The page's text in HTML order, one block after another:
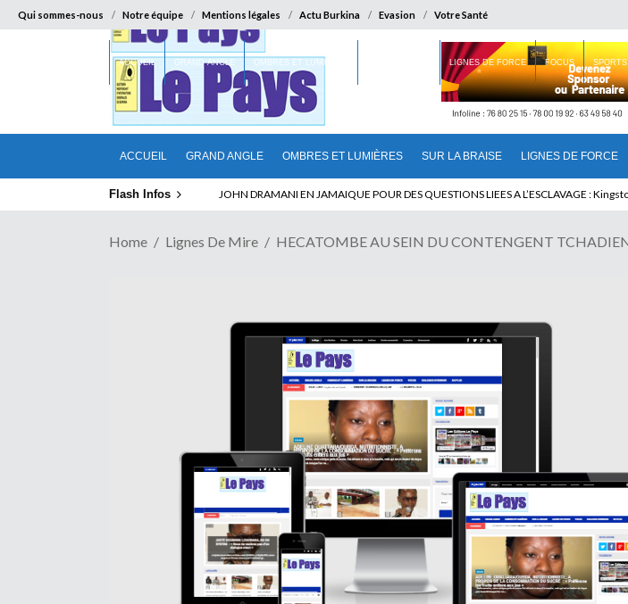
Qui sommes-nous Notre équipe Mentions légales Actu Burkina Evasion Votre Santé
ACCUEIL GRAND ANGLE OMBRES ET LUMIÈRES SUR LA BRAISE LIGNES DE FORCE
ACCUEIL GRAND ANGLE OMBRES ET LUMIÈRES LIGNES DE FORCE FOCUS SPORTS
Flash Infos ELECTION DE TALON A LA TETE DU SENAT BENINOIS : Quand Patrice quitte le
Home Lignes De Mire HECATOMBE AU SEIN DU CONTENGENT